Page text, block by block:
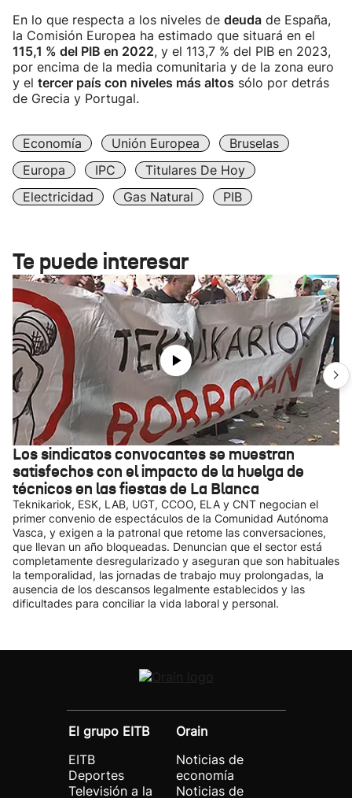
En lo que respecta a los niveles de deuda de España,
la Comisión Europea ha estimado que situará en el
115,1 % del PIB en 2022, y el 113,7 % del PIB en 2023,
por encima de la media comunitaria y de la zona euro
y el tercer país con niveles más altos sólo por detrás
de Grecia y Portugal.
Economía Unión Europea
Bruselas
Europa
IPC
Titulares De Hoy
Electricidad
Gas Natural PIB
Te puede interesar
Los sindicatos convocantes se muestran
satisfechos con el impacto de la huelga de
técnicos en las fiestas de La Blanca
Teknikariok, ESK, LAB, UGT, CCOO, ELA y CNT negocian el
primer convenio de espectáculos de la Comunidad Autónoma
Vasca, y exigen a la patronal que retome las conversaciones,
que llevan un año bloqueadas. Denuncian que el sector está
completamente desregularizado y aseguran que son habituales
la temporalidad, las jornadas de trabajo muy prolongadas, la
ausencia de los descansos legalmente establecidos y las
dificultades para conciliar la vida laboral y personal.
El grupo EITB
EITB
Deportes
Televisión a la
Orain
Noticias de
economía
Noticias de